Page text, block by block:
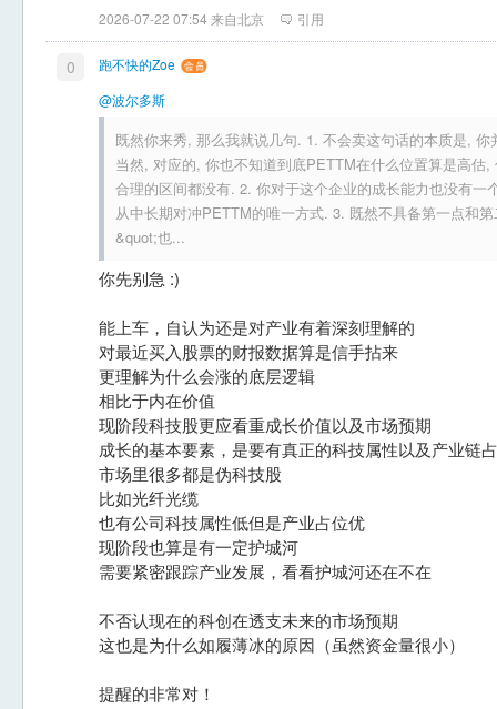
2026-07-22 07:54 来自北京 引用
0
跑不快的Zoe
@波尔多斯
既然你来秀, 那么我就说几句. 1. 不会卖这句话的本质是,
当然, 对应的, 你也不知道到底PETTM在什么位置算是高估
合理的区间都没有. 2. 你对于这个企业的成长能力也没有一
从中长期对冲PETTM的唯一方式. 3. 既然不具备第一点和
&quot;也...
你先别急 :)
能上车，自认为还是对产业有着深刻理解的
对最近买入股票的财报数据算是信手拈来
更理解为什么会涨的底层逻辑
相比于内在价值
现阶段科技股更应看重成长价值以及市场预期
成长的基本要素，是要有真正的科技属性以及产业链
市场里很多都是伪科技股
比如光纤光缆
也有公司科技属性低但是产业占位优
现阶段也算是有一定护城河
需要紧密跟踪产业发展，看看护城河还在不在
不否认现在的科创在透支未来的市场预期
这也是为什么如履薄冰的原因（虽然资金量很小）
提醒的非常对！